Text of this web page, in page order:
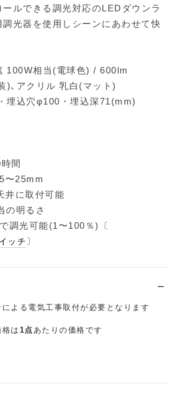
ルできる調光対応のLEDダウンラ
光器を使用しシーンにあわせて快
100W相当(電球色) / 600lm
､アクリル 乳白(マット)
埋込穴φ100・埋込深71(mm)
間
〜25mm
井に取付可能
の明るさ
調光可能(1〜100％)〔
ッチ 〕
よる電気工事取付が必要となります
は 1点あたりの価格です